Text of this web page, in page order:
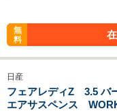
無
料
日産
フェアレディZ 3.5 バ
エアサスペンス